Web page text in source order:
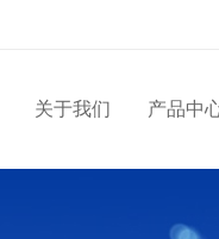
关于我们 产品中